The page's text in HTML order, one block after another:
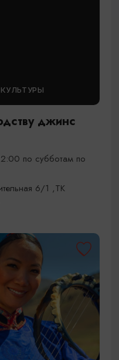
джинс
по субботам по
6/1 ,ТК